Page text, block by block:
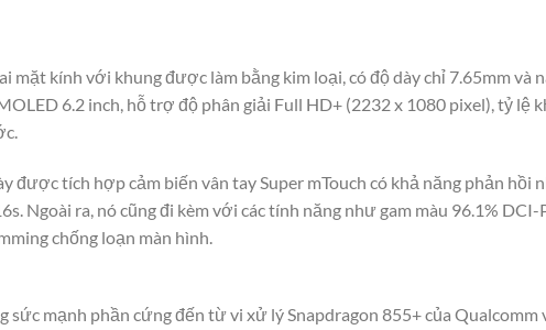
mặt kính với khung được làm bằng kim loại, có độ dày chỉ 7.65mm và
6.2 inch, hỗ trợ độ phân giải Full HD+ (2232 x 1080 pixel), tỷ lệ
được tích hợp cảm biến vân tay Super mTouch có khả năng phản hồi
Ngoài ra, nó cũng đi kèm với các tính năng như gam màu 96.1% DCI-
chống loạn màn hình.
sức mạnh phần cứng đến từ vi xử lý Snapdragon 855+ của